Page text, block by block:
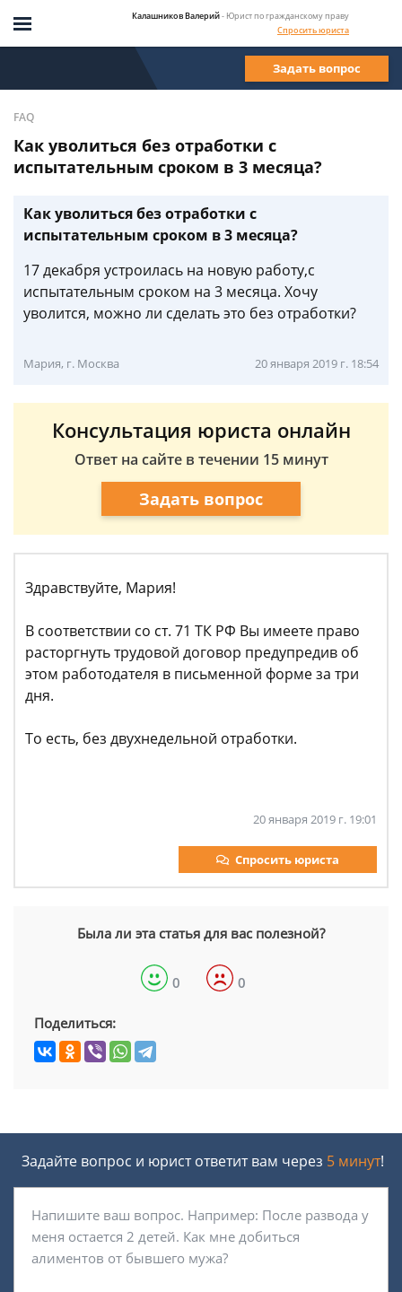
Калашников Валерий- Юрист по гражданскому праву
Спросить юриста
Задать вопрос
FAQ
Как уволиться без отработки с
испытательным сроком в 3 месяца?
Как уволиться без отработки с
испытательным сроком в 3 месяца?
17 декабря устроилась на новую работу,с
испытательным сроком на 3 месяца. Хочу
уволится, можно ли сделать это без отработки?
Мария, г. Москва 20 января 2019 г. 18:54
Консультация юриста онлайн
Ответ на сайте в течении 15 минут
Задать вопрос
Здравствуйте, Мария!
В соответствии со ст. 71 ТК РФ Вы имеете право
расторгнуть трудовой договор предупредив об
этом работодателя в письменной форме за три
дня.
То есть, без двухнедельной отработки.
20 января 2019 г. 19:01
Спросить юриста
Была ли эта статья для вас полезной?
0 0
Поделиться:
Задайте вопрос и юрист ответит вам через 5 минут!